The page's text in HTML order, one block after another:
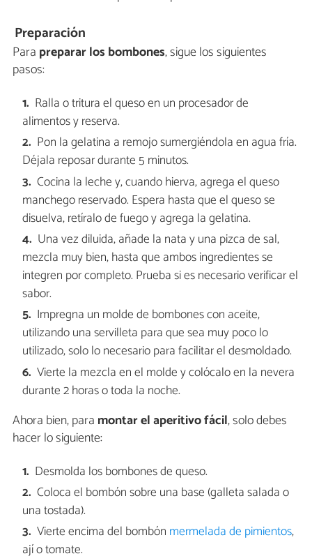
Preparación
Para preparar los bombones, sigue los siguientes
pasos:
Ralla o tritura el queso en un procesador de
alimentos y reserva.
Pon la gelatina a remojo sumergiéndola en agua fría.
Déjala reposar durante 5 minutos.
Cocina la leche y, cuando hierva, agrega el queso
manchego reservado. Espera hasta que el queso se
disuelva, retíralo de fuego y agrega la gelatina.
Una vez diluida, añade la nata y una pizca de sal,
mezcla muy bien, hasta que ambos ingredientes se
integren por completo. Prueba si es necesario verificar el
sabor.
Impregna un molde de bombones con aceite,
utilizando una servilleta para que sea muy poco lo
utilizado, solo lo necesario para facilitar el desmoldado.
Vierte la mezcla en el molde y colócalo en la nevera
durante 2 horas o toda la noche.
Ahora bien, para montar el aperitivo fácil, solo debes
hacer lo siguiente:
Desmolda los bombones de queso.
Coloca el bombón sobre una base (galleta salada o
una tostada).
Vierte encima del bombón mermelada de pimientos,
ají o tomate.